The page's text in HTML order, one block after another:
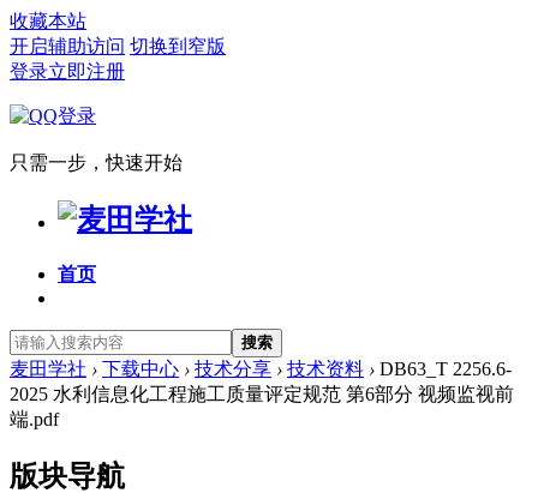
收藏本站
开启辅助访问 切换到窄版
登录立即注册
只需一步，快速开始
首页
搜索
麦田学社 › 下载中心 › 技术分享 › 技术资料 › DB63_T 2256.6-
2025 水利信息化工程施工质量评定规范 第6部分 视频监视前
端.pdf
版块导航